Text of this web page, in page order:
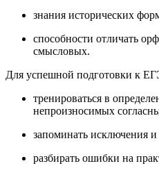
знания исторических
способности отличать
смысловых.
Для успешной подготовки к
тренироваться в
непроизносимых
запоминать исключения
разбирать ошибки на